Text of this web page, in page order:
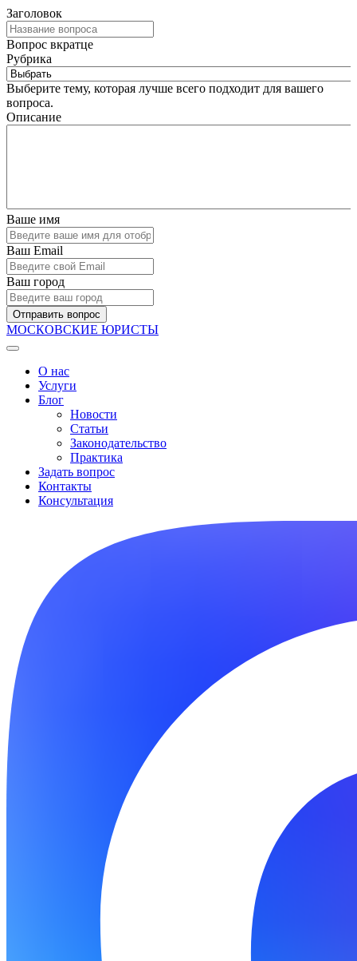
Заголовок
Вопрос вкратце
Рубрика
Выберите тему, которая лучше всего подходит для вашего
вопроса.
Описание
Ваше имя
Ваш Email
Ваш город
Отправить вопрос
МОСКОВСКИЕ ЮРИСТЫ
О нас
Услуги
Блог
Новости
Статьи
Законодательство
Практика
Задать вопрос
Контакты
Консультация